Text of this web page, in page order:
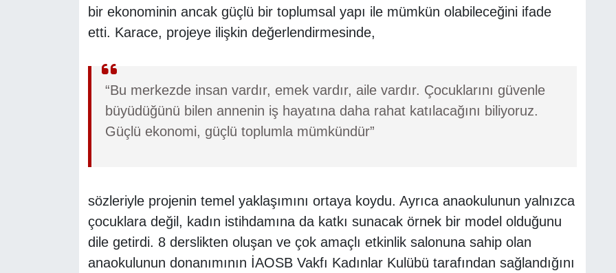
bir ekonominin ancak güçlü bir toplumsal yapı ile mümkün olabileceğini ifade
etti. Karace, projeye ilişkin değerlendirmesinde,
“Bu merkezde insan vardır, emek vardır, aile vardır. Çocuklarını güvenle
büyüdüğünü bilen annenin iş hayatına daha rahat katılacağını biliyoruz.
Güçlü ekonomi, güçlü toplumla mümkündür”
sözleriyle projenin temel yaklaşımını ortaya koydu. Ayrıca anaokulunun yalnızca
çocuklara değil, kadın istihdamına da katkı sunacak örnek bir model olduğunu
dile getirdi. 8 derslikten oluşan ve çok amaçlı etkinlik salonuna sahip olan
anaokulunun donanımının İAOSB Vakfı Kadınlar Kulübü tarafından sağlandığını